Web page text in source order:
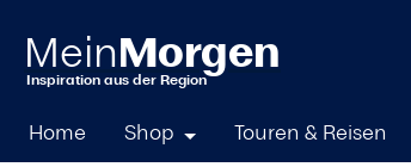
Home Shop Touren & Reisen